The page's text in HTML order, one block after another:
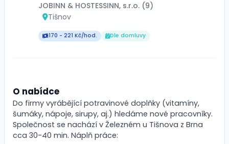
JOBINN & HOSTESSINN, s.r.o. (9)
Tišnov
170 - 221 Kč/hod. Dle domluvy
O nabídce
Do firmy vyrábějící potravinové doplňky (vitamíny,
šumáky, nápoje, sirupy, aj.) hledáme nové pracovníky.
Společnost se nachází v Železném u Tišnova z Brna
cca 30-40 min. Náplň práce: